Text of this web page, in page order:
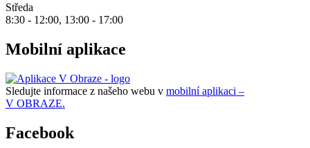
Středa
8:30 - 12:00, 13:00 - 17:00
Mobilní aplikace
Sledujte informace z našeho webu v mobilní aplikaci –
V OBRAZE.
Facebook